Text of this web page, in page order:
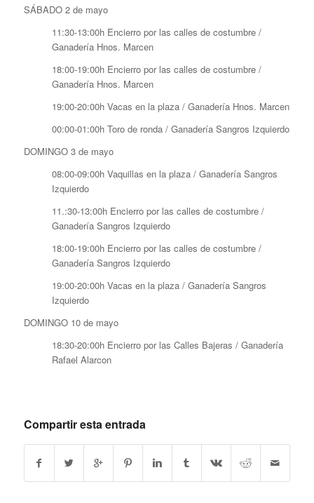
SÁBADO 2 de mayo
11:30-13:00h Encierro por las calles de costumbre /
Ganadería Hnos. Marcen
18:00-19:00h Encierro por las calles de costumbre /
Ganadería Hnos. Marcen
19:00-20:00h Vacas en la plaza / Ganadería Hnos. Marcen
00:00-01:00h Toro de ronda / Ganadería Sangros Izquierdo
DOMINGO 3 de mayo
08:00-09:00h Vaquillas en la plaza / Ganadería Sangros
Izquierdo
11.:30-13:00h Encierro por las calles de costumbre /
Ganadería Sangros Izquierdo
18:00-19:00h Encierro por las calles de costumbre /
Ganadería Sangros Izquierdo
19:00-20:00h Vacas en la plaza / Ganadería Sangros
Izquierdo
DOMINGO 10 de mayo
18:30-20:00h Encierro por las Calles Bajeras / Ganadería
Rafael Alarcon
Compartir esta entrada